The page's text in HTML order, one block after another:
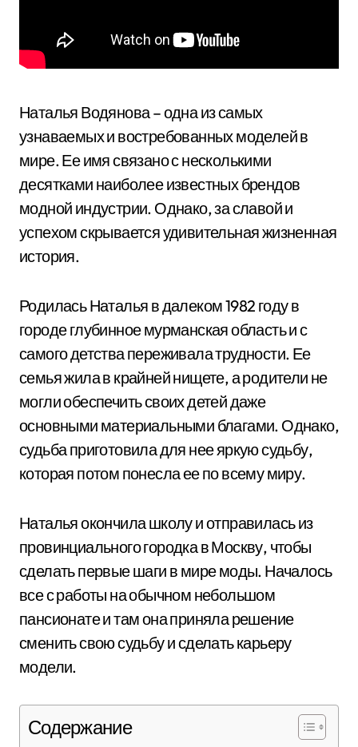
Наталья Водянова – одна из самых
узнаваемых и востребованных моделей в
мире. Ее имя связано с несколькими
десятками наиболее известных брендов
модной индустрии. Однако, за славой и
успехом скрывается удивительная жизненная
история.
Родилась Наталья в далеком 1982 году в
городе глубинное мурманская область и с
самого детства переживала трудности. Ее
семья жила в крайней нищете, а родители не
могли обеспечить своих детей даже
основными материальными благами. Однако,
судьба приготовила для нее яркую судьбу,
которая потом понесла ее по всему миру.
Наталья окончила школу и отправилась из
провинциального городка в Москву, чтобы
сделать первые шаги в мире моды. Началось
все с работы на обычном небольшом
пансионате и там она приняла решение
сменить свою судьбу и сделать карьеру
модели.
Содержание